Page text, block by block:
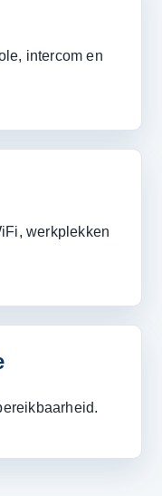
intercom en
werkplekken